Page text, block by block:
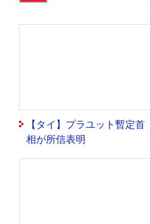
【タイ】プラユット暫定首
相が所信表明